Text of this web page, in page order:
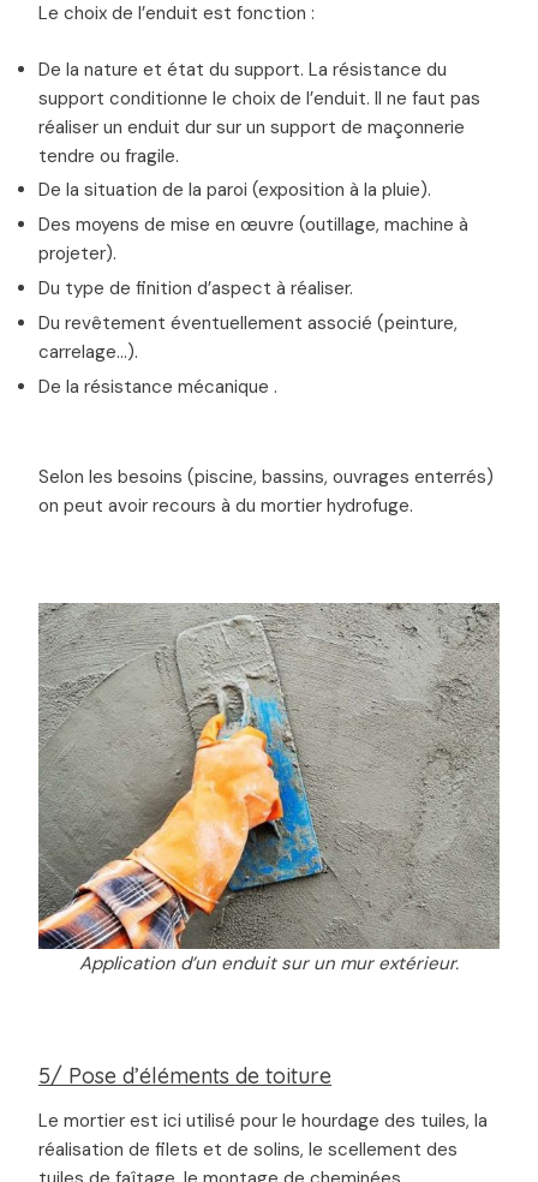
Le choix de l’enduit est fonction :
De la nature et état du support. La résistance du
support conditionne le choix de l’enduit. Il ne faut pas
réaliser un enduit dur sur un support de maçonnerie
tendre ou fragile.
De la situation de la paroi (exposition à la pluie).
Des moyens de mise en œuvre (outillage, machine à
projeter).
Du type de finition d’aspect à réaliser.
Du revêtement éventuellement associé (peinture,
carrelage…).
De la résistance mécanique .
Selon les besoins (piscine, bassins, ouvrages enterrés)
on peut avoir recours à du mortier hydrofuge.
Application d’un enduit sur un mur extérieur.
5/ Pose d’éléments de toiture
Le mortier est ici utilisé pour le hourdage des tuiles, la
réalisation de filets et de solins, le scellement des